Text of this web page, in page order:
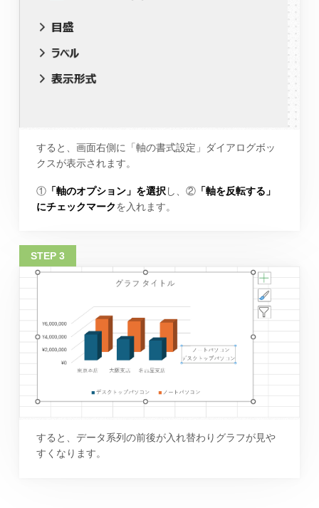
すると、画面右側に「軸の書式設定」ダイアログボッ
クスが表示されます。
①「軸のオプション」を選択 し、②「軸を反転する」
にチェックマークを入れます。
すると、データ系列の前後が入れ替わりグラフが見や
すくなります。